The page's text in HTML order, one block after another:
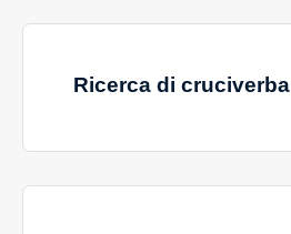
Ricerca di cruciverba